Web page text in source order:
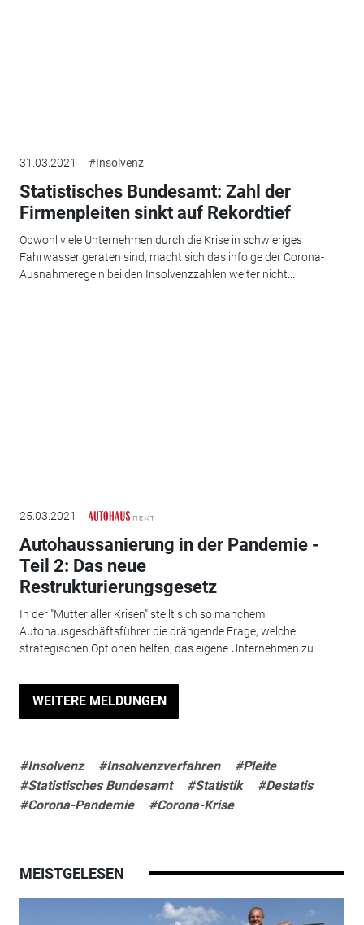
31.03.2021 #Insolvenz
Statistisches Bundesamt: Zahl der
Firmenpleiten sinkt auf Rekordtief
Obwohl viele Unternehmen durch die Krise in schwieriges
Fahrwasser geraten sind, macht sich das infolge der Corona-
Ausnahmeregeln bei den Insolvenzzahlen weiter nicht...
25.03.2021
Autohaussanierung in der Pandemie -
Teil 2: Das neue
Restrukturierungsgesetz
In der "Mutter aller Krisen" stellt sich so manchem
Autohausgeschäftsführer die drängende Frage, welche
strategischen Optionen helfen, das eigene Unternehmen zu...
WEITERE MELDUNGEN
#Insolvenz #Insolvenzverfahren
#Pleite
#Statistisches Bundesamt
#Statistik
#Destatis
#Corona-Pandemie
#Corona-Krise
MEISTGELESEN